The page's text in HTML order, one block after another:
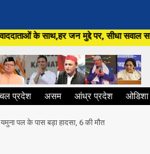
जन मुद्दे पर, सीधा सवाल सरकार से
प्रदेश असम आंध्र प्रदेश ओडिशा
पल के पास बड़ा हादसा, 6 की मौत